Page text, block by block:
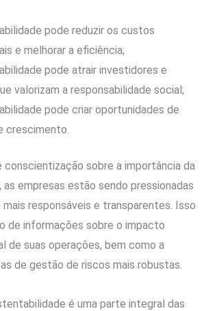
pode reduzir os custos
e melhorar a eficiência;
pode atrair investidores e
valorizam a responsabilidade social;
pode criar oportunidades de
crescimento.
conscientização sobre a importância da
empresas estão sendo pressionadas
responsáveis e transparentes. Isso
de informações sobre o impacto
de suas operações, bem como a
de gestão de riscos mais robustas.
é uma parte integral das